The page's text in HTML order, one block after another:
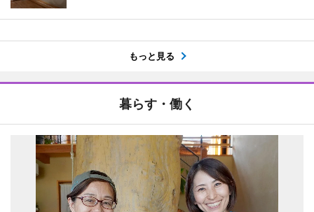
もっと見る
暮らす・働く